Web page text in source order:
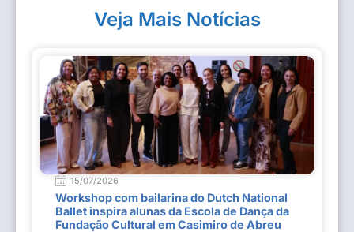
Veja Mais Notícias
15/07/2026
Workshop com bailarina do Dutch National
Ballet inspira alunas da Escola de Dança da
Fundação Cultural em Casimiro de Abreu